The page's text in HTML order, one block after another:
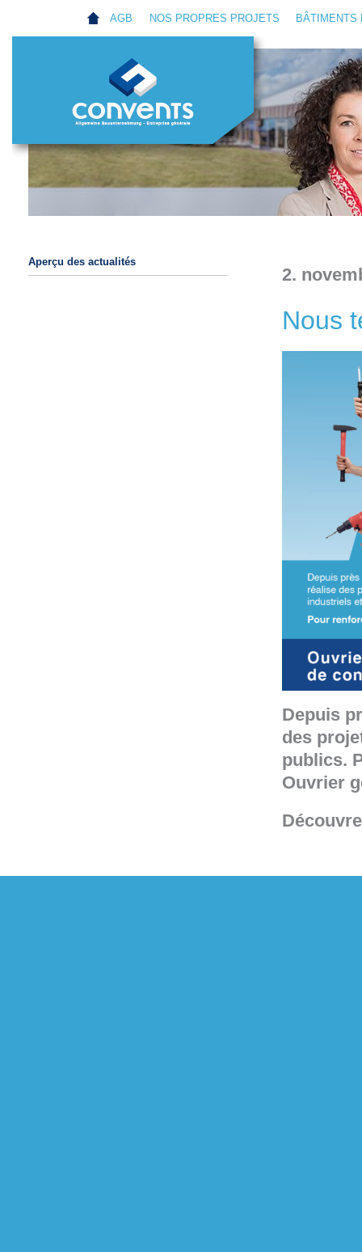
AGB NOS PROPRES PROJETS BÂTIMENTS
2.
Nous
Depuis
des
publics.
Ouvrier
Aperçu des actualités